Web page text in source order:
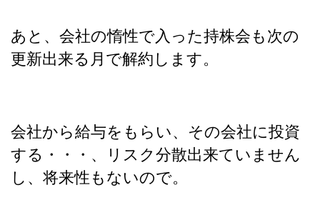
あと、会社の惰性で入った持株会も次の
更新出来る月で解約します。
会社から給与をもらい、その会社に投資
する・・・、リスク分散出来ていません
し、将来性もないので。